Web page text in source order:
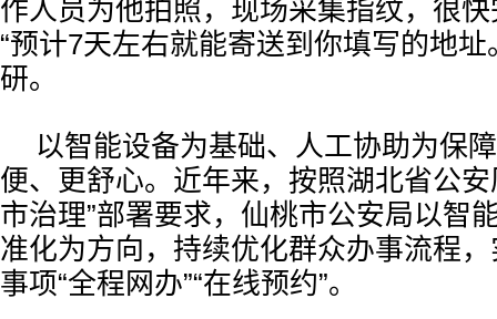
作人员为他拍照，现场采集指纹，很
“预计7天左右就能寄送到你填写的地址
研。
以智能设备为基础、人工协助为保
便、更舒心。近年来，按照湖北省公安
市治理”部署要求，仙桃市公安局以智
准化为方向，持续优化群众办事流程
事项“全程网办”“在线预约”。